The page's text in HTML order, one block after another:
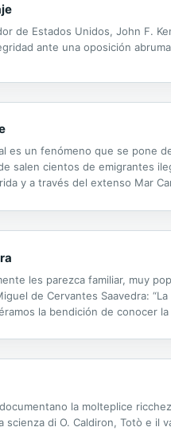
de Estados Unidos, John F.
ante una oposición
es un fenómeno que se pone
salen cientos de emigrantes
y a través del extenso Mar
les parezca familiar, muy
de Cervantes Saavedra:
la bendición de conocer
la molteplice
scienza di O. Caldiron, Totò e il